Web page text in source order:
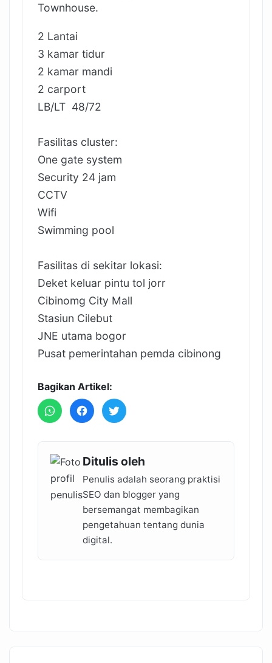
Townhouse.
2 Lantai
3 kamar tidur
2 kamar mandi
2 carport
LB/LT 48/72
Fasilitas cluster:
One gate system
Security 24 jam
CCTV
Wifi
Swimming pool
Fasilitas di sekitar lokasi:
Deket keluar pintu tol jorr
Cibinomg City Mall
Stasiun Cilebut
JNE utama bogor
Pusat pemerintahan pemda cibinong
Bagikan Artikel:
Ditulis oleh
Penulis adalah seorang praktisi
SEO dan blogger yang
bersemangat membagikan
pengetahuan tentang dunia
digital.